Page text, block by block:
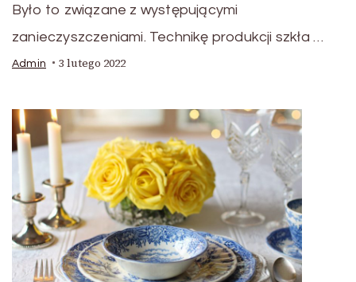
Było to związane z występującymi
zanieczyszczeniami. Technikę produkcji szkła …
Admin 3 lutego 2022